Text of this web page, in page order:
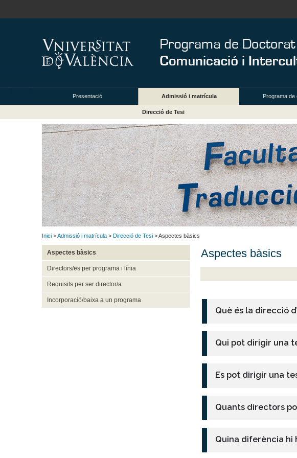
Presentació Admissió i matrícula Programa de
Direcció de Tesi
Inici >Admissió i matrícula > Direcció de Tesi > Aspectes bàsics
Aspectes bàsics
Directors/es per programa i línia
Requisits per ser director/a
Incorporació/baixa a un programa
Aspectes bàsics
Què és la direcció
Qui pot dirigir una
Es pot dirigir una
Quants directors
Quina diferència